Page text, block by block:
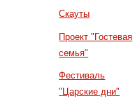
Скауты
Проект "Гостевая
семья"
Фестиваль
"Царские дни"